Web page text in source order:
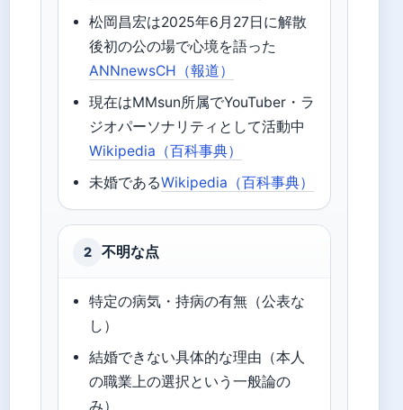
松岡昌宏は2025年6月27日に解散
後初の公の場で心境を語った
ANNnewsCH（報道）
現在はMMsun所属でYouTuber・ラ
ジオパーソナリティとして活動中
Wikipedia（百科事典）
未婚であるWikipedia（百科事典）
2 不明な点
特定の病気・持病の有無（公表な
し）
結婚できない具体的な理由（本人
の職業上の選択という一般論の
み）